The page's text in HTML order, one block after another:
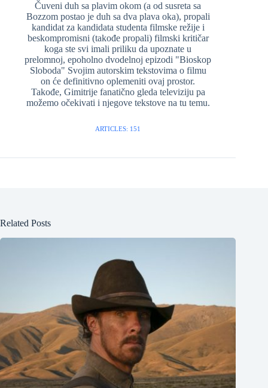
Čuveni duh sa plavim okom (a od susreta sa
Bozzom postao je duh sa dva plava oka), propali
kandidat za kandidata studenta filmske režije i
beskompromisni (takođe propali) filmski kritičar
koga ste svi imali priliku da upoznate u
prelomnoj, epoholno dvodelnoj epizodi "Bioskop
Sloboda" Svojim autorskim tekstovima o filmu
on će definitivno oplemeniti ovaj prostor.
Takođe, Gimitrije fanatično gleda televiziju pa
možemo očekivati i njegove tekstove na tu temu.
ARTICLES: 151
Related Posts